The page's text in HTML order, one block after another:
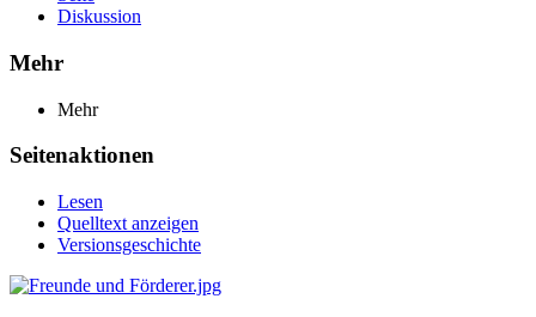
Diskussion
Mehr
Mehr
Seitenaktionen
Lesen
Quelltext anzeigen
Versionsgeschichte